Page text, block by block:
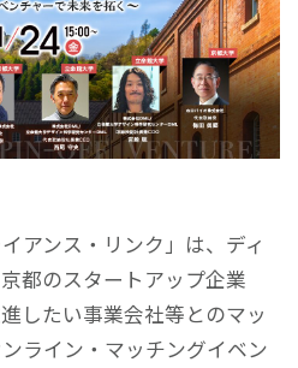
アンス・リンク」は、ディ
都のスタートアップ企業
したい事業会社等とのマッ
ライン・マッチングイベン